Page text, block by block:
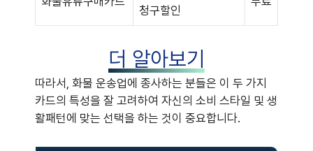
청구할인
더 알아보기
따라서, 화물 운송업에 종사하는 분들은 이 두 가지
카드의 특성을 잘 고려하여 자신의 소비 스타일 및 생
활패턴에 맞는 선택을 하는 것이 중요합니다.